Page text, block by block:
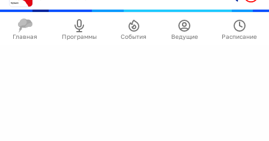
Главная Программы События Ведущие Расписание